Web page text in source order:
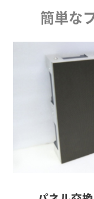
簡単な